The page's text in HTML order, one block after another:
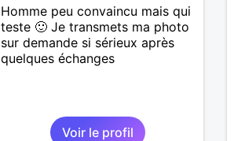
Homme peu convaincu mais qui
teste 🙂 Je transmets ma photo
sur demande si sérieux après
quelques échanges
Voir le profil